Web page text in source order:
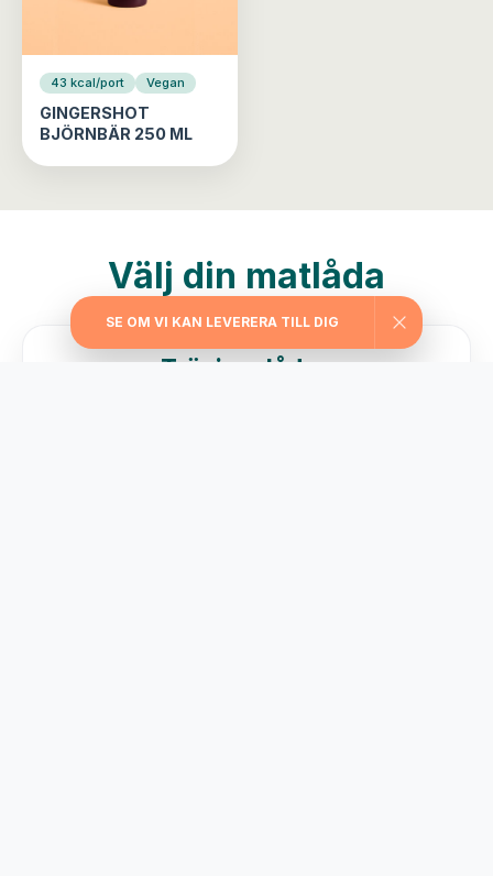
43 kcal/port Vegan
GINGERSHOT
BJÖRNBÄR 250 ML
Välj din matlåda
Träningslådan
SE OM VI KAN LEVERERA TILL DIG